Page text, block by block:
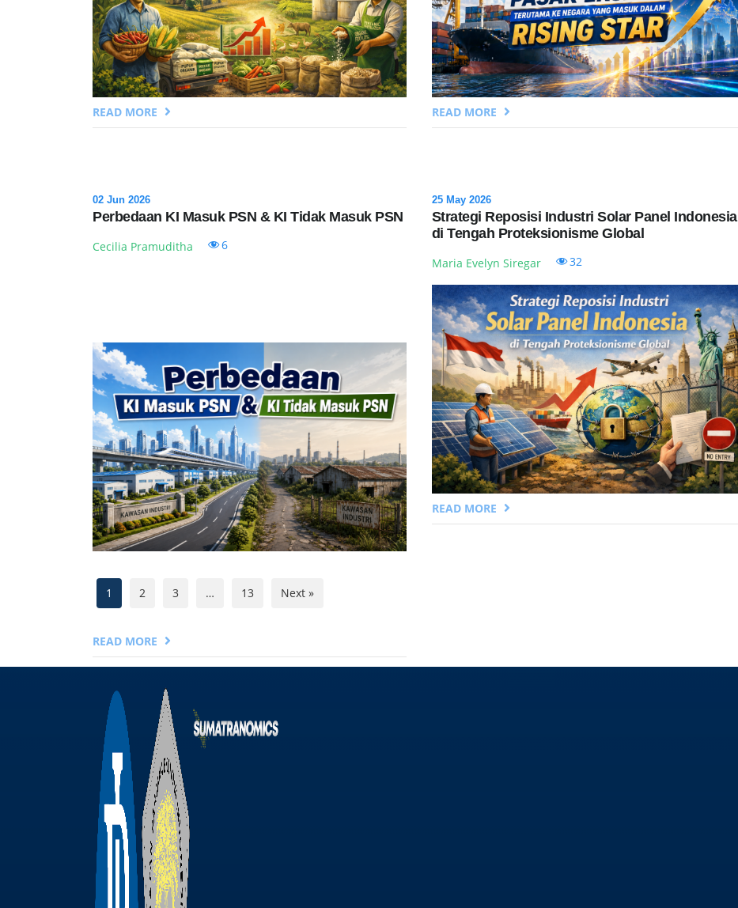
READ MORE READ MORE
02 Jun 2026
Perbedaan KI Masuk PSN & KI Tidak Masuk PSN
Cecilia Pramuditha 6
READ MORE
25 May 2026
Strategi Reposisi Industri Solar Panel Indonesia
di Tengah Proteksionisme Global
Maria Evelyn Siregar 32
READ MORE
1 2 3 … 13 Next »